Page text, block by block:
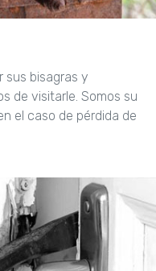
sus bisagras y
de visitarle. Somos su
el caso de pérdida de